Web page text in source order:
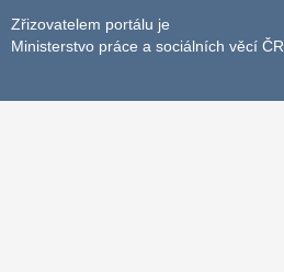
Zřizovatelem portálu je
Ministerstvo práce a sociálních věcí ČR